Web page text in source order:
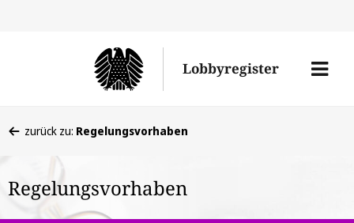
Lobbyregister
Menü
befinden
hier:
zurück zu: Regelungsvorhaben
Regelungsvorhaben